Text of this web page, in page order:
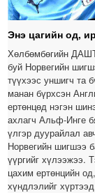
Энэ цагийн од,
Хөлбөмбөгийн
буй Норвегийн
түүхээс уншигч та
манан бүрхсэн
ертөнцөд нэгэн
ахлагч Альф-Инге
үлгэр дуурайлал
Норвегийн шигшээ
үүргийг хүлээжээ.
цахим ертөнцийн
хүндлэлийг